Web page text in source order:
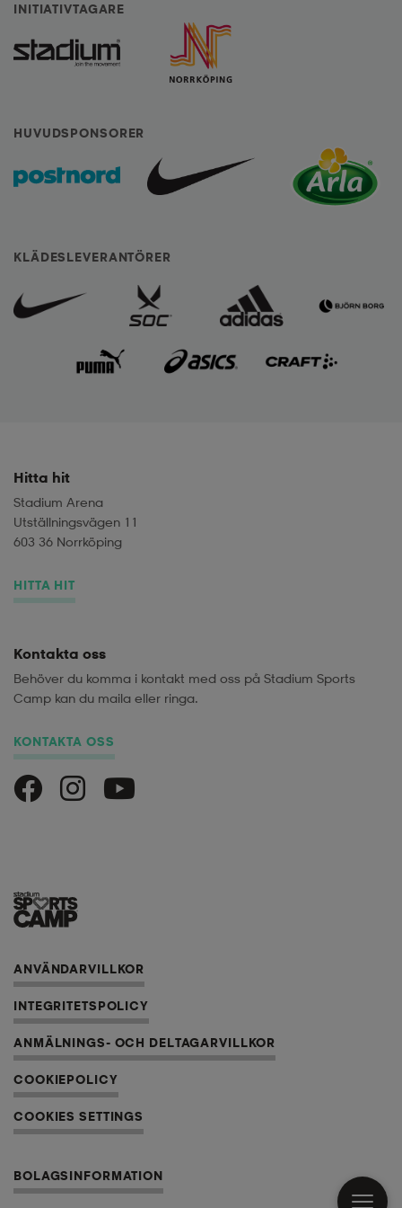
INITIATIVTAGARE
HUVUDSPONSORER
KLÄDESLEVERANTÖRER
Hitta hit
Stadium Arena
Utställningsvägen 11
603 36 Norrköping
HITTA HIT
Kontakta oss
Behöver du komma i kontakt med oss på Stadium Sports
Camp kan du maila eller ringa.
KONTAKTA OSS
Stadium Sports Camp på Facebook
Stadium Sports Camp på Instagram
ANVÄNDARVILLKOR
INTEGRITETSPOLICY
ANMÄLNINGS- OCH DELTAGARVILLKOR
COOKIEPOLICY
COOKIES SETTINGS
BOLAGSINFORMATION